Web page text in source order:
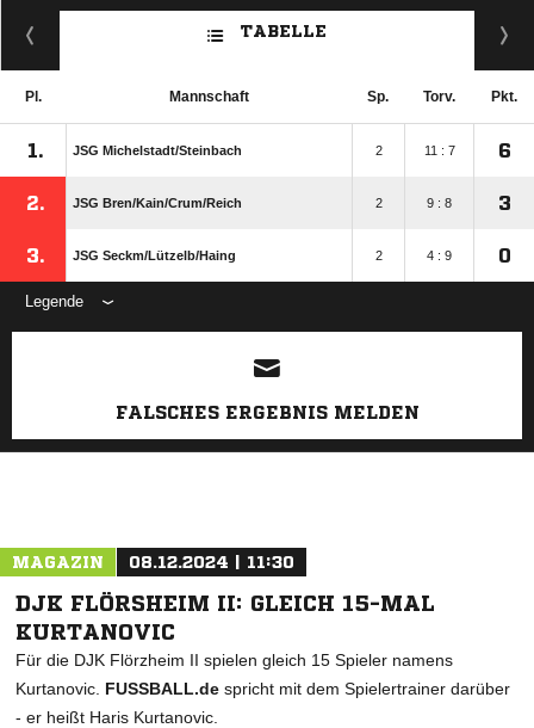
ANZEIGE
TABELLE
Pl. Mannschaft Sp. Torv. Pkt.
1. JSG Michelstadt/​Steinbach 2 11 : 7 6
2. JSG Bren/​Kain/​Crum/​Reich 2 9 : 8 3
3. JSG Seckm/​Lützelb/​Haing 2 4 : 9 0
Legende
ANZEIGE
FALSCHES ERGEBNIS MELDEN
MAGAZIN 08.12.2024 | 11:30
DJK FLÖRSHEIM II: GLEICH 15-MAL
KURTANOVIC
Für die DJK Flörzheim II spielen gleich 15 Spieler namens
Kurtanovic. FUSSBALL.de spricht mit dem Spielertrainer darüber
- er heißt Haris Kurtanovic.